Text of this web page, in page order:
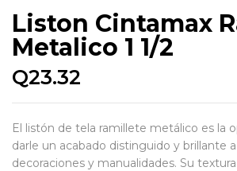
Liston Cintamax
Metalico 1 1/2
Q23.32
El listón de tela ramillete metálico es la
darle un acabado distinguido y brillante
decoraciones y manualidades. Su